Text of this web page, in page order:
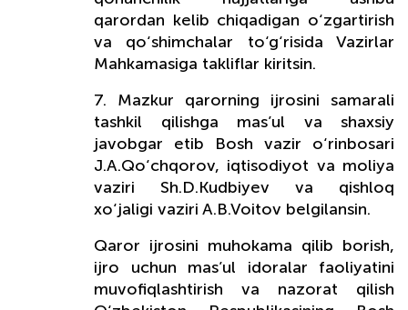
qarordan kelib chiqadigan o‘zgartirish
va qo‘shimchalar to‘g‘risida Vazirlar
Mahkamasiga takliflar kiritsin.
7. Mazkur qarorning ijrosini samarali
tashkil qilishga mas’ul va shaxsiy
javobgar etib Bosh vazir o‘rinbosari
J.A.Qo‘chqorov, iqtisodiyot va moliya
vaziri Sh.D.Kudbiyev va qishloq
xo‘jaligi vaziri A.B.Voitov belgilansin.
Qaror ijrosini muhokama qilib borish,
ijro uchun mas’ul idoralar faoliyatini
muvofiqlashtirish va nazorat qilish